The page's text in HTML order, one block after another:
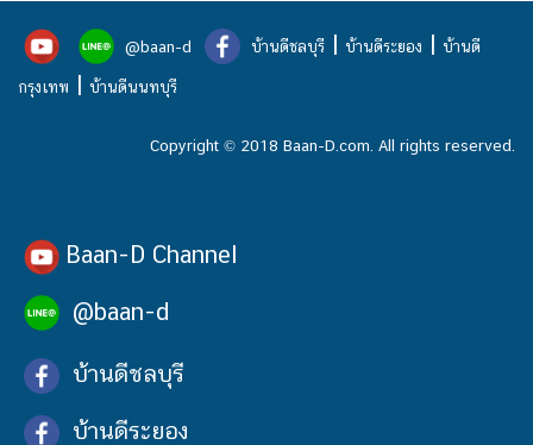
@baan-d บ้านดีชลบุรี | บ้านดีระยอง | บ้านดี
กรุงเทพ | บ้านดีนนทบุรี
Copyright © 2018 Baan-D.com. All rights reserved.
Baan-D Channel
@baan-d
บ้านดีชลบุรี
บ้านดีระยอง